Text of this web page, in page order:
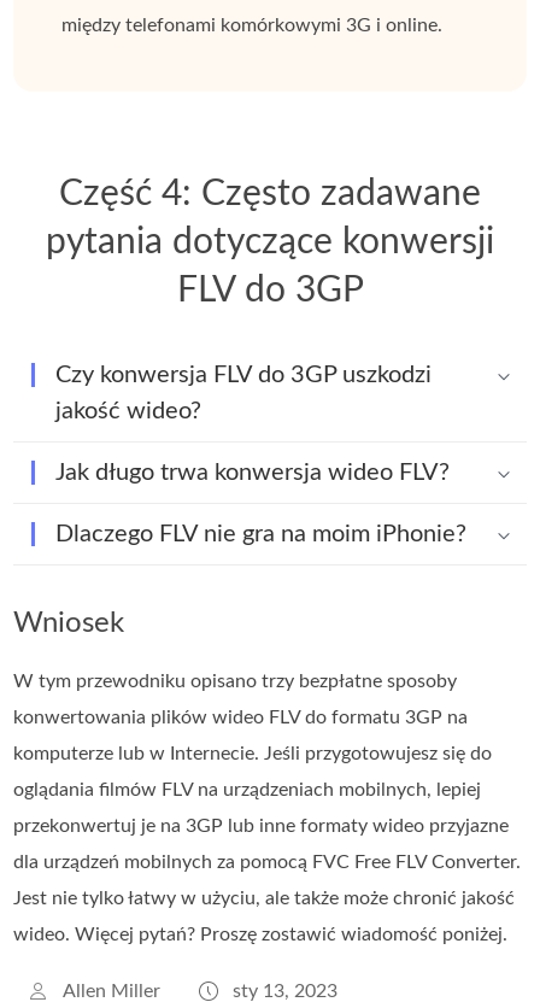
między telefonami komórkowymi 3G i online.
Część 4: Często zadawane
pytania dotyczące konwersji
FLV do 3GP
Czy konwersja FLV do 3GP uszkodzi
jakość wideo?
Jak długo trwa konwersja wideo FLV?
Dlaczego FLV nie gra na moim iPhonie?
Wniosek
W tym przewodniku opisano trzy bezpłatne sposoby
konwertowania plików wideo FLV do formatu 3GP na
komputerze lub w Internecie. Jeśli przygotowujesz się do
oglądania filmów FLV na urządzeniach mobilnych, lepiej
przekonwertuj je na 3GP lub inne formaty wideo przyjazne
dla urządzeń mobilnych za pomocą FVC Free FLV Converter.
Jest nie tylko łatwy w użyciu, ale także może chronić jakość
wideo. Więcej pytań? Proszę zostawić wiadomość poniżej.
Allen Miller sty 13, 2023